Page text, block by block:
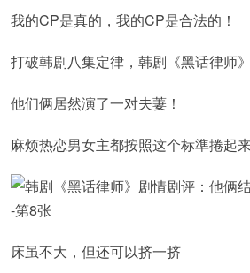
我的CP是真的，我的CP是合法的！
打破韩剧八集定律，韩剧《黑话律师
他们俩居然演了一对夫萋！
麻烦热恋男女主都按照这个标準捲起
床虽不大，但还可以挤一挤